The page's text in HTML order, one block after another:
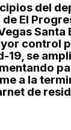
del
El
Santa
control
19, se
a la
de